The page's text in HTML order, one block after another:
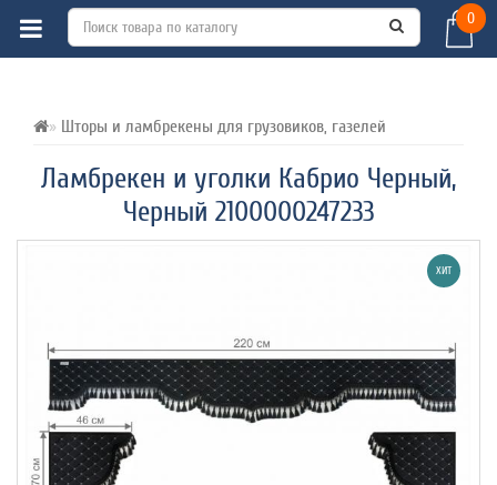
0
Шторы и ламбрекены для грузовиков, газелей
Ламбрекен и уголки Кабрио Черный,
Черный 2100000247233
ВСЕ О ТОВАРЕ ХАРАКТЕРИСТИКИ
ХИТ